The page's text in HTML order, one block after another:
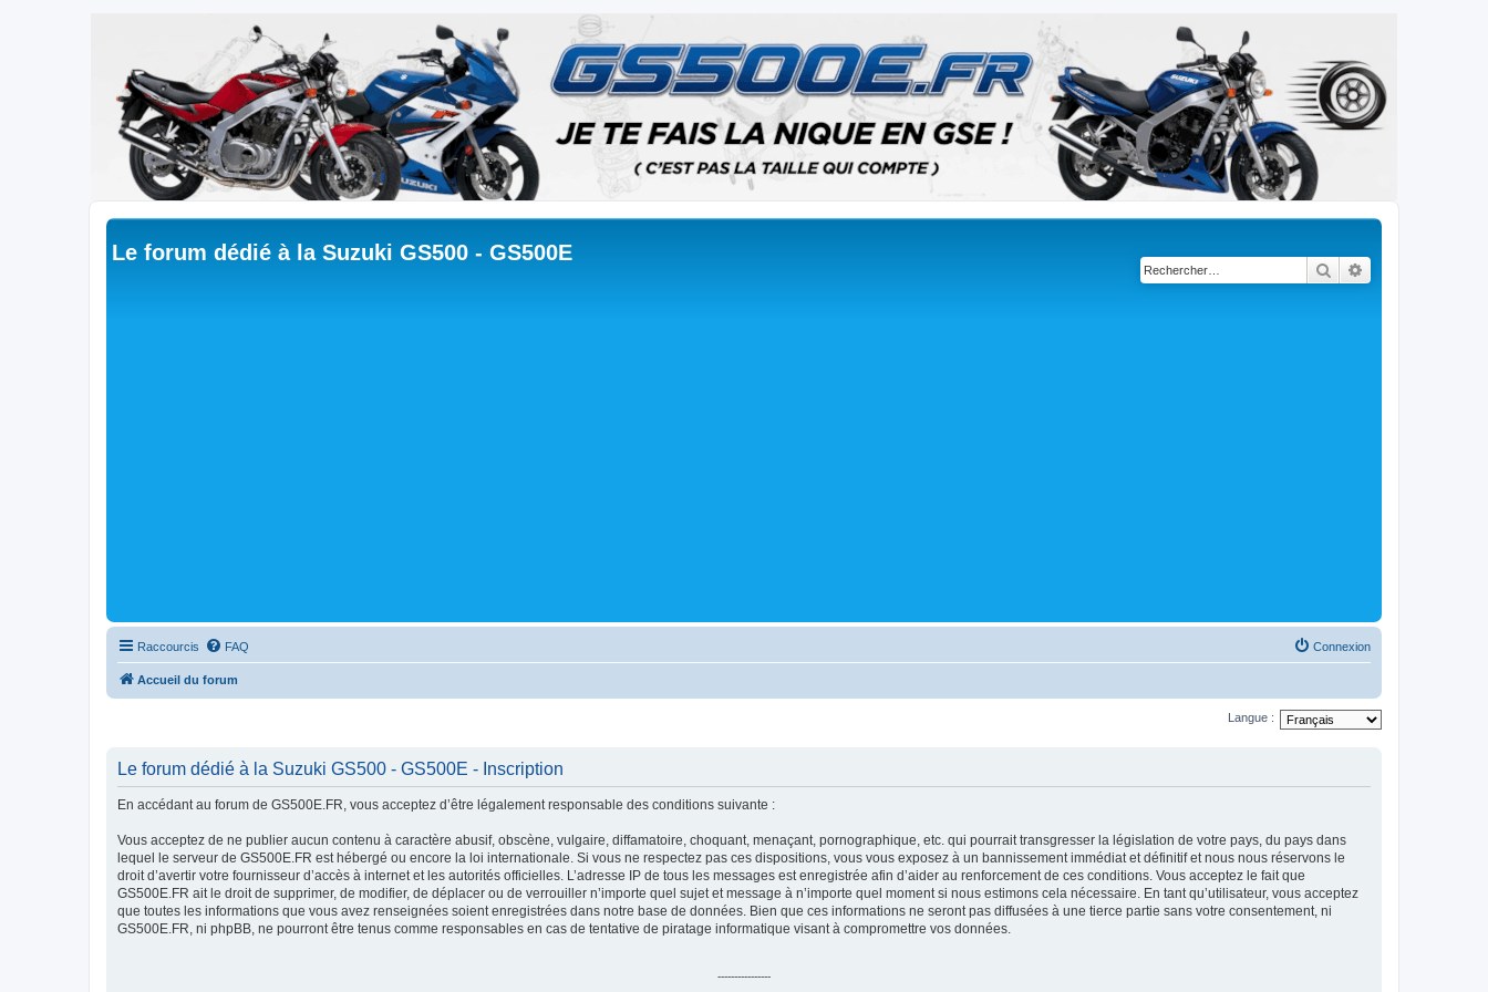
Le forum dédié à la Suzuki GS500 - GS500E
Rechercher
Raccourcis FAQ Connexion
Accueil du forum
Langue :
Le forum dédié à la Suzuki GS500 - GS500E - Inscription
En accédant au forum de GS500E.FR, vous acceptez d’être légalement responsable des conditions suivante :
Vous acceptez de ne publier aucun contenu à caractère abusif, obscène, vulgaire, diffamatoire, choquant, menaçant, pornographique, etc. qui pourrait transgresser la législation de votre pays, du pays dans
lequel le serveur de GS500E.FR est hébergé ou encore la loi internationale. Si vous ne respectez pas ces dispositions, vous vous exposez à un bannissement immédiat et définitif et nous nous réservons le
droit d’avertir votre fournisseur d’accès à internet et les autorités officielles. L’adresse IP de tous les messages est enregistrée afin d’aider au renforcement de ces conditions. Vous acceptez le fait que
GS500E.FR ait le droit de supprimer, de modifier, de déplacer ou de verrouiller n’importe quel sujet et message à n’importe quel moment si nous estimons cela nécessaire. En tant qu’utilisateur, vous acceptez
que toutes les informations que vous avez renseignées soient enregistrées dans notre base de données. Bien que ces informations ne seront pas diffusées à une tierce partie sans votre consentement, ni
GS500E.FR, ni phpBB, ne pourront être tenus comme responsables en cas de tentative de piratage informatique visant à compromettre vos données.
----------------